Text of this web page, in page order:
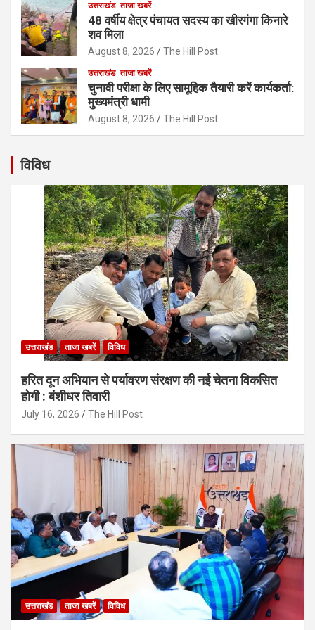
उत्तराखंड ताजा खबरें
48 वर्षीय क्षेत्र पंचायत सदस्य का खीरगंगा किनारे
शव मिला
August 8, 2026 The Hill Post
उत्तराखंड ताजा खबरें
चुनावी परीक्षा के लिए सामूहिक तैयारी करें कार्यकर्ता:
मुख्यमंत्री धामी
August 8, 2026 The Hill Post
विविध
उत्तराखंड ताजा खबरें विविध
हरित दून अभियान से पर्यावरण संरक्षण की नई चेतना विकसित
होगी : बंशीधर तिवारी
July 16, 2026 The Hill Post
उत्तराखंड ताजा खबरें विविध